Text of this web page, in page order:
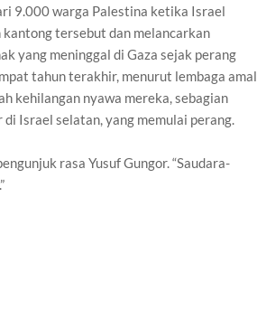
9.000 warga Palestina ketika Israel
tersebut dan melancarkan
yang meninggal di Gaza sejak perang
tahun terakhir, menurut lembaga amal
kehilangan nyawa mereka, sebagian
Israel selatan, yang memulai perang.
rasa Yusuf Gungor. “Saudara-